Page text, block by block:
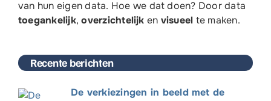
van hun eigendata. Hoe we dat doen? Door data
toegankelijk,overzichtelijk en visueel te maken.
Recente berichten
De verkiezingen in beeld met de